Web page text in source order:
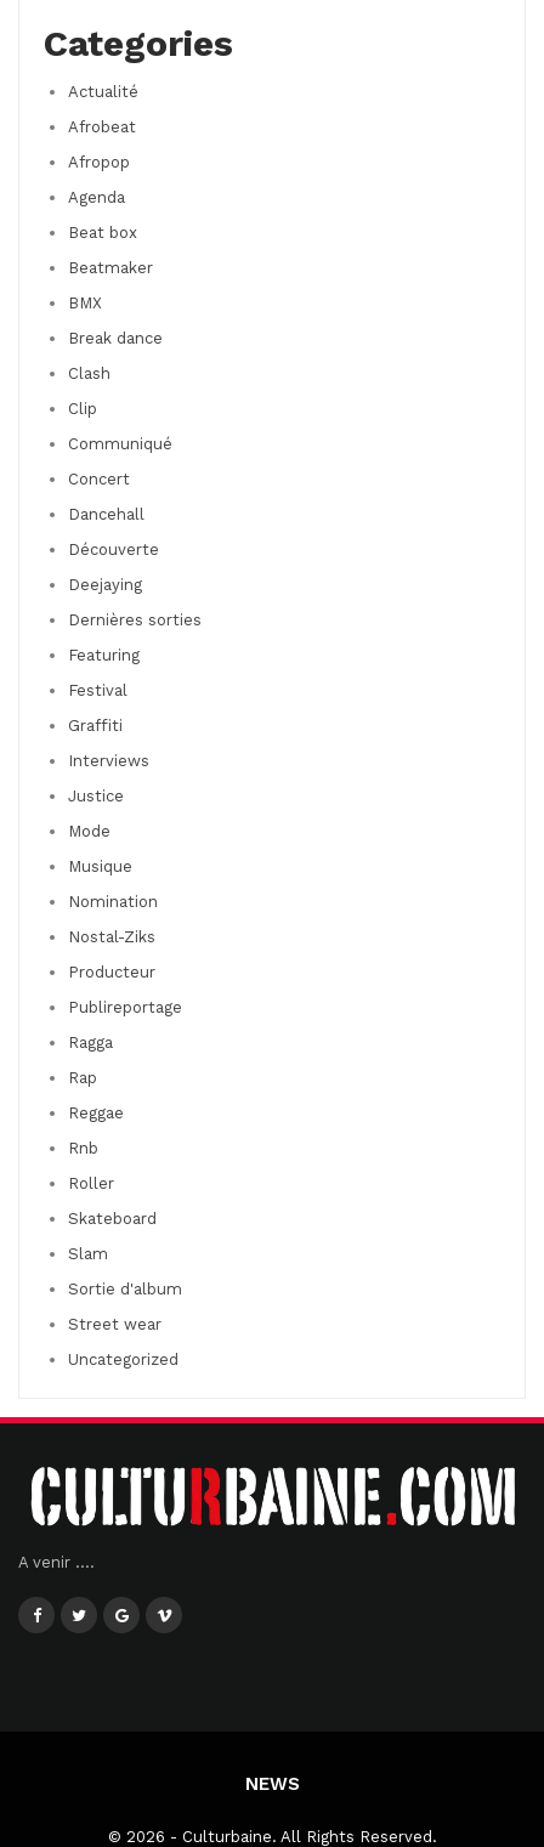
Categories
Actualité
Afrobeat
Afropop
Agenda
Beat box
Beatmaker
BMX
Break dance
Clash
Clip
Communiqué
Concert
Dancehall
Découverte
Deejaying
Dernières sorties
Featuring
Festival
Graffiti
Interviews
Justice
Mode
Musique
Nomination
Nostal-Ziks
Producteur
Publireportage
Ragga
Rap
Reggae
Rnb
Roller
Skateboard
Slam
Sortie d'album
Street wear
Uncategorized
A venir ....
NEWS
© 2026 - Culturbaine. All Rights Reserved.